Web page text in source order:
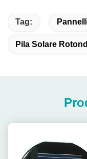
Tag:
Pila Solare